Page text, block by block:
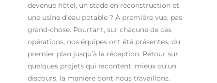
devenue hôtel, un stade en reconstruction et
une usine d’eau potable ? À première vue, pas
grand-chose. Pourtant, sur chacune de ces
opérations, nos équipes ont été présentes, du
premier plan jusqu’à la réception. Retour sur
quelques projets qui racontent, mieux qu’un
discours, la manière dont nous travaillons.